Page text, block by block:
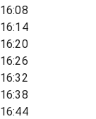
16:08
16:14
16:20
16:26
16:32
16:38
16:44